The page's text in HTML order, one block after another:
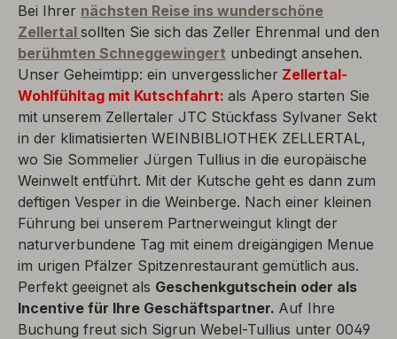
Bei Ihrer nächsten Reise ins wunderschöne
Zellertal sollten Sie sich das Zeller Ehrenmal und den
berühmten Schneggewingert unbedingt ansehen.
Unser Geheimtipp: ein unvergesslicher Zellertal-
Wohlfühltag mit Kutschfahrt: als Apero starten Sie
mit unserem Zellertaler JTC Stückfass Sylvaner Sekt
in der klimatisierten WEINBIBLIOTHEK ZELLERTAL,
wo Sie Sommelier Jürgen Tullius in die europäische
Weinwelt entführt. Mit der Kutsche geht es dann zum
deftigen Vesper in die Weinberge. Nach einer kleinen
Führung bei unserem Partnerweingut klingt der
naturverbundene Tag mit einem dreigängigen Menue
im urigen Pfälzer Spitzenrestaurant gemütlich aus.
Perfekt geeignet als Geschenkgutschein oder als
Incentive für Ihre Geschäftspartner. Auf Ihre
Buchung freut sich Sigrun Webel-Tullius unter 0049